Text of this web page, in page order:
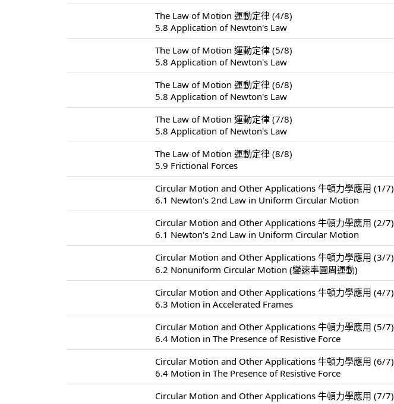
The Law of Motion 運動定律 (4/8)
5.8 Application of Newton's Law
The Law of Motion 運動定律 (5/8)
5.8 Application of Newton's Law
The Law of Motion 運動定律 (6/8)
5.8 Application of Newton's Law
The Law of Motion 運動定律 (7/8)
5.8 Application of Newton's Law
The Law of Motion 運動定律 (8/8)
5.9 Frictional Forces
Circular Motion and Other Applications 牛頓力學應用 (1/7)
6.1 Newton's 2nd Law in Uniform Circular Motion
Circular Motion and Other Applications 牛頓力學應用 (2/7)
6.1 Newton's 2nd Law in Uniform Circular Motion
Circular Motion and Other Applications 牛頓力學應用 (3/7)
6.2 Nonuniform Circular Motion (變速率圓周運動)
Circular Motion and Other Applications 牛頓力學應用 (4/7)
6.3 Motion in Accelerated Frames
Circular Motion and Other Applications 牛頓力學應用 (5/7)
6.4 Motion in The Presence of Resistive Force
Circular Motion and Other Applications 牛頓力學應用 (6/7)
6.4 Motion in The Presence of Resistive Force
Circular Motion and Other Applications 牛頓力學應用 (7/7)